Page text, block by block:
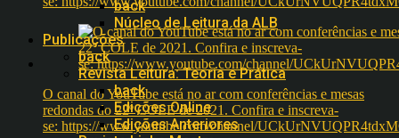
back
Núcleo de Leitura da ALB
Publicações
back
Revista Leitura: Teoria e Prática
back
Edições Online
Edições Anteriores
O canal do YouTube está no ar com conferências e mesas
redondas do 22º COLE de 2021. Confira e inscreva-
se: https://www.youtube.com/channel/